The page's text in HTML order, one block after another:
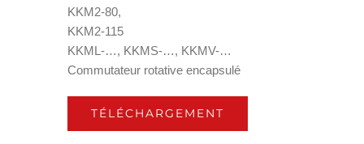
KKM2-80,
KKM2-115
KKML-…, KKMS-…, KKMV-…
Commutateur rotative encapsulé
TÉLÉCHARGEMENT